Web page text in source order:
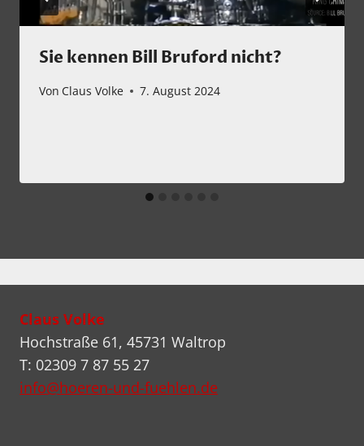
Sie kennen Bill Bruford nicht?
Von Claus Volke 7. August 2024
Claus Volke
Hochstraße 61, 45731 Waltrop
T: 02309 7 87 55 27
info@hoeren-und-fuehlen.de